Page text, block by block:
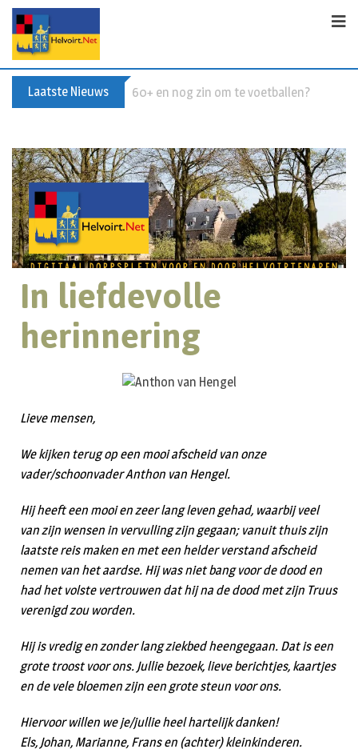
Laatste Nieuws 60+ en nog zin om te voetballen? Kom
In liefdevolle
herinnering
Lieve mensen,
We kijken terug op een mooi afscheid van onze
vader/schoonvader Anthon van Hengel.
Hij heeft een mooi en zeer lang leven gehad, waarbij veel
van zijn wensen in vervulling zijn gegaan; vanuit thuis zijn
laatste reis maken en met een helder verstand afscheid
nemen van het aardse. Hij was niet bang voor de dood en
had het volste vertrouwen dat hij na de dood met zijn Truus
verenigd zou worden.
Hij is vredig en zonder lang ziekbed heengegaan. Dat is een
grote troost voor ons. Jullie bezoek, lieve berichtjes, kaartjes
en de vele bloemen zijn een grote steun voor ons.
Hiervoor willen we je/jullie heel hartelijk danken!
Els, Johan, Marianne, Frans en (achter) kleinkinderen.